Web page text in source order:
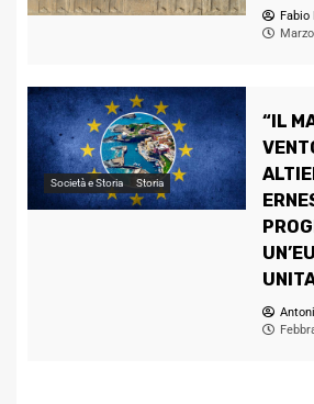
Società e Storia Storia
“IL